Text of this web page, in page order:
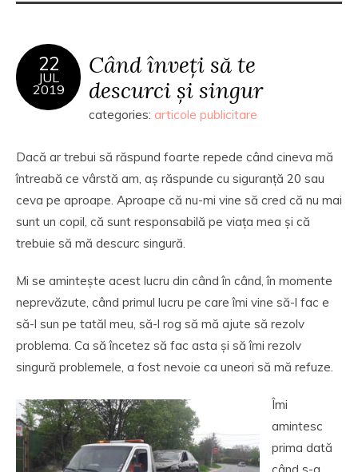
22
JUL
2019
Când înveți să te
descurci și singur
categories: articole publicitare
Dacă ar trebui să răspund foarte repede când cineva mă
întreabă ce vârstă am, aș răspunde cu siguranță 20 sau
ceva pe aproape. Aproape că nu-mi vine să cred că nu mai
sunt un copil, că sunt responsabilă pe viața mea și că
trebuie să mă descurc singură.
Mi se amintește acest lucru din când în când, în momente
neprevăzute, când primul lucru pe care îmi vine să-l fac e
să-l sun pe tatăl meu, să-l rog să mă ajute să rezolv
problema. Ca să încetez să fac asta și să îmi rezolv
singură problemele, a fost nevoie ca uneori să mă refuze.
Îmi
amintesc
prima dată
când s-a